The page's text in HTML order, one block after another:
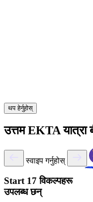
थप हेर्नुहोस्
उत्तम EKTA यात्रा
स्वाइप गर्नुहोस्
Start 17 विकल्पहरू
उपलब्ध छन्